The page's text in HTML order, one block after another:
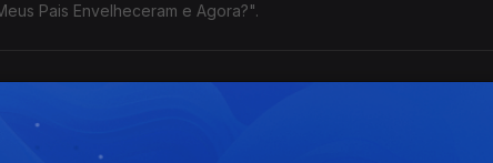
Pais Envelheceram e Agora?".
Legendary Tigerman, Tozé Brito e Sam The Kid.